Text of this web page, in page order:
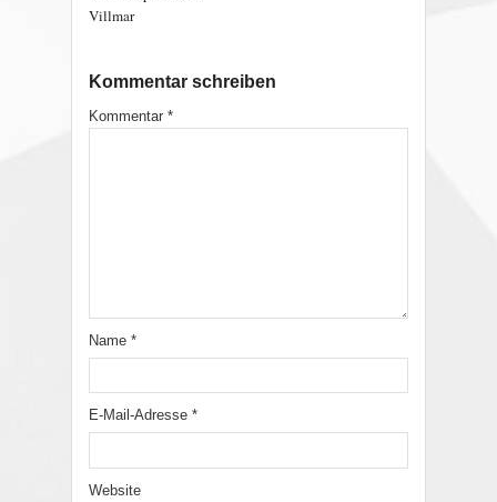
Villmar
Kommentar schreiben
Kommentar *
Name *
E-Mail-Adresse *
Website